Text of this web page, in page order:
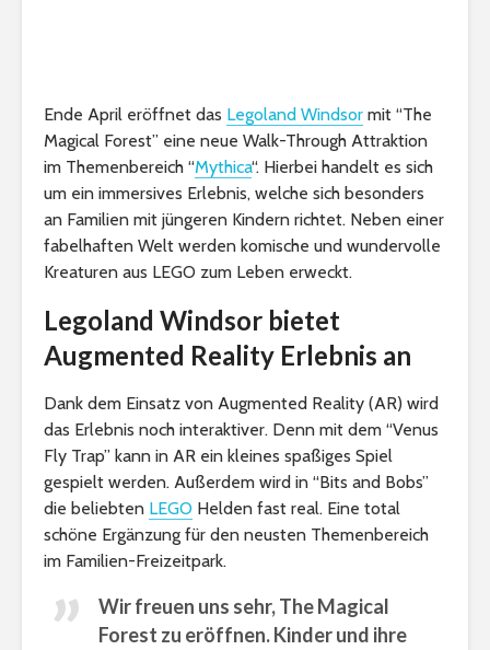
Ende April eröffnet das Legoland Windsor mit “The
Magical Forest” eine neue Walk-Through Attraktion
im Themenbereich “Mythica“. Hierbei handelt es sich
um ein immersives Erlebnis, welche sich besonders
an Familien mit jüngeren Kindern richtet. Neben einer
fabelhaften Welt werden komische und wundervolle
Kreaturen aus LEGO zum Leben erweckt.
Legoland Windsor bietet
Augmented Reality Erlebnis an
Dank dem Einsatz von Augmented Reality (AR) wird
das Erlebnis noch interaktiver. Denn mit dem “Venus
Fly Trap” kann in AR ein kleines spaßiges Spiel
gespielt werden. Außerdem wird in “Bits and Bobs”
die beliebten LEGO Helden fast real. Eine total
schöne Ergänzung für den neusten Themenbereich
im Familien-Freizeitpark.
Wir freuen uns sehr, The Magical
Forest zu eröffnen. Kinder und ihre